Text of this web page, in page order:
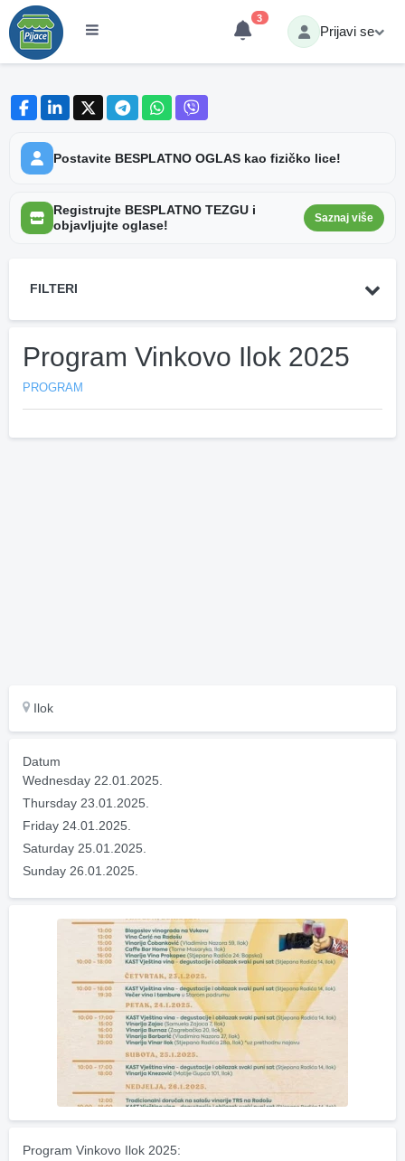
3
Prijavi se
Postavite BESPLATNO OGLAS kao fizičko lice!
Registrujte BESPLATNO TEZGU i
objavljujte oglase!
Saznaj više
FILTERI
Program Vinkovo Ilok 2025
PROGRAM
Ilok
Datum
Wednesday 22.01.2025.
Thursday 23.01.2025.
Friday 24.01.2025.
Saturday 25.01.2025.
Sunday 26.01.2025.
Program Vinkovo Ilok 2025: